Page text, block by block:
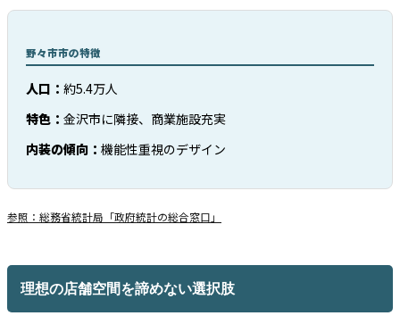
野々市市の特徴
人口： 約5.4万人
特色： 金沢市に隣接、商業施設充実
内装の傾向： 機能性重視のデザイン
参照：総務省統計局「政府統計の総合窓口」
理想の店舗空間を諦めない選択肢